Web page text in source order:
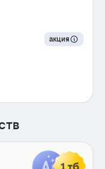
акция